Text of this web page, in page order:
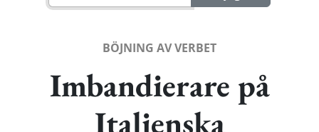
BÖJNING AV VERBET
Imbandierare på
Italienska